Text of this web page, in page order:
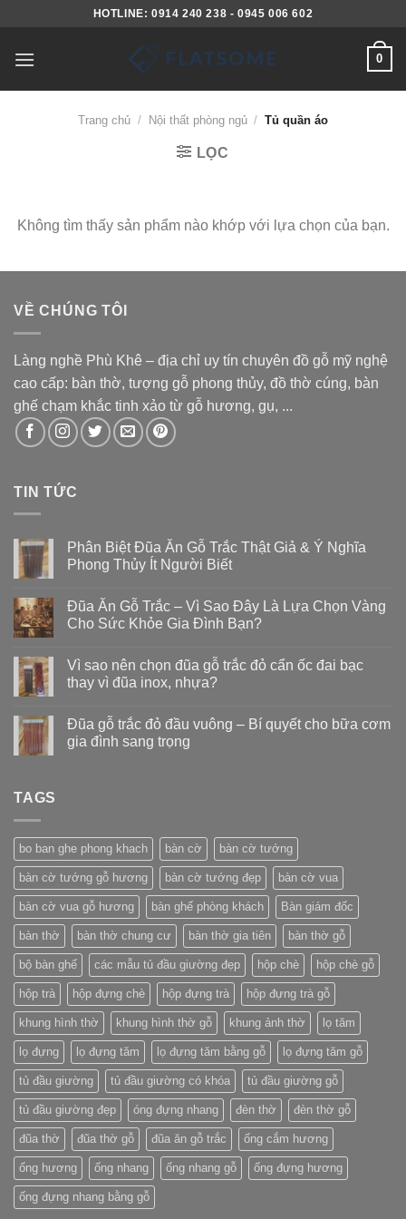
content
HOTLINE: 0914 240 238 - 0945 006 602
0
Trang chủ / Nội thất phòng ngủ / Tủ quần áo
LỌC
Không tìm thấy sản phẩm nào khớp với lựa chọn của bạn.
VỀ CHÚNG TÔI
Làng nghề Phù Khê – địa chỉ uy tín chuyên đồ gỗ mỹ nghệ
cao cấp: bàn thờ, tượng gỗ phong thủy, đồ thờ cúng, bàn
ghế chạm khắc tinh xảo từ gỗ hương, gụ, ...
TIN TỨC
Phân Biệt Đũa Ăn Gỗ Trắc Thật Giả & Ý Nghĩa
Phong Thủy Ít Người Biết
Đũa Ăn Gỗ Trắc – Vì Sao Đây Là Lựa Chọn Vàng
Cho Sức Khỏe Gia Đình Bạn?
Vì sao nên chọn đũa gỗ trắc đỏ cẩn ốc đai bạc
thay vì đũa inox, nhựa?
Đũa gỗ trắc đỏ đầu vuông – Bí quyết cho bữa cơm
gia đình sang trọng
TAGS
bo ban ghe phong khach bàn cờ bàn cờ tướng
bàn cờ tướng gỗ hương bàn cờ tướng đẹp bàn cờ vua
bàn cờ vua gỗ hương bàn ghế phòng khách Bàn giám đốc
bàn thờ bàn thờ chung cư bàn thờ gia tiên bàn thờ gỗ
bộ bàn ghế các mẫu tủ đầu giường đẹp hộp chè hộp chè gỗ
hộp trà hộp đựng chè hộp đựng trà hộp đựng trà gỗ
khung hình thờ khung hình thờ gỗ khung ảnh thờ lọ tăm
lọ đựng lọ đựng tăm lọ đựng tăm bằng gỗ lọ đựng tăm gỗ
tủ đầu giường tủ đầu giường có khóa tủ đầu giường gỗ
tủ đầu giường đẹp óng đựng nhang đèn thờ đèn thờ gỗ
đũa thờ đũa thờ gỗ đũa ăn gỗ trắc ống cắm hương
ống hương ống nhang ống nhang gỗ ống đựng hương
ống đựng nhang bằng gỗ